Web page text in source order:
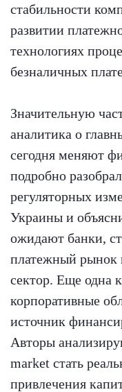
стабильности
развитии
технологиях
безналичных
Значительную
аналитика о
сегодня меняют
подробно
регуляторных
Украины и
ожидают банки,
платежный рынок
сектор. Еще одна
корпоративные
источник
Авторы
market стать
привлечения